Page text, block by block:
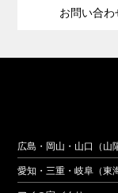
お問い合わ
広島・岡山・山口（山
愛知・三重・岐阜（東